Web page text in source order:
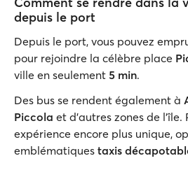
depuis le port
Depuis le port, vous pouvez
pour rejoindre la célèbre place
ville en seulement 5 min.
Des bus se rendent également à
Piccola et d'autres zones de l'île.
expérience encore plus unique,
emblématiques taxis